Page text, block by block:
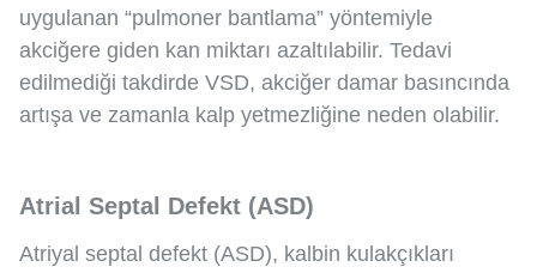
uygulanan “pulmoner bantlama” yöntemiyle
akciğere giden kan miktarı azaltılabilir. Tedavi
edilmediği takdirde VSD, akciğer damar basıncında
artışa ve zamanla kalp yetmezliğine neden olabilir.
Atrial Septal Defekt (ASD)
Atriyal septal defekt (ASD), kalbin kulakçıkları